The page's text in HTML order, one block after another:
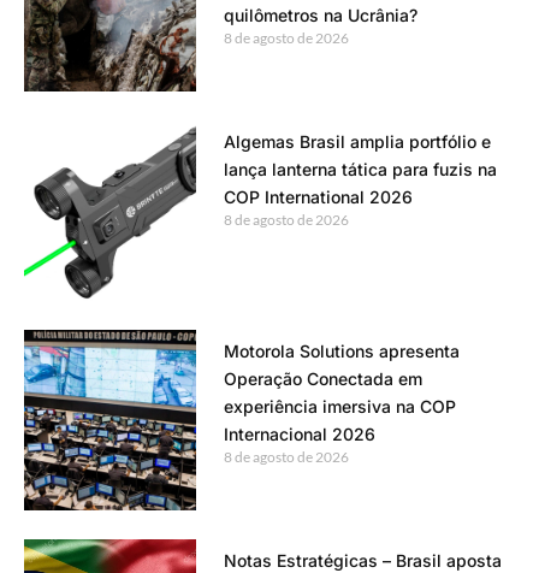
quilômetros na Ucrânia?
8 de agosto de 2026
Algemas Brasil amplia portfólio e
lança lanterna tática para fuzis na
COP International 2026
8 de agosto de 2026
Motorola Solutions apresenta
Operação Conectada em
experiência imersiva na COP
Internacional 2026
8 de agosto de 2026
Notas Estratégicas – Brasil aposta